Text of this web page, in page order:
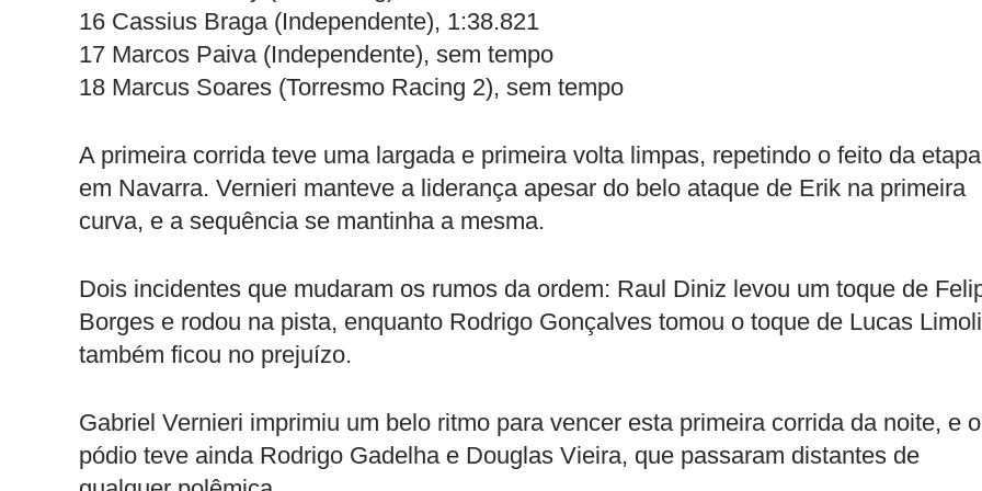
16 Cassius Braga (Independente), 1:38.821
17 Marcos Paiva (Independente), sem tempo
18 Marcus Soares (Torresmo Racing 2), sem tempo
A primeira corrida teve uma largada e primeira volta limpas, repetindo o feito da etapa
em Navarra. Vernieri manteve a liderança apesar do belo ataque de Erik na primeira
curva, e a sequência se mantinha a mesma.
Dois incidentes que mudaram os rumos da ordem: Raul Diniz levou um toque de
Borges e rodou na pista, enquanto Rodrigo Gonçalves tomou o toque de Lucas
também ficou no prejuízo.
Gabriel Vernieri imprimiu um belo ritmo para vencer esta primeira corrida da noite, e o
pódio teve ainda Rodrigo Gadelha e Douglas Vieira, que passaram distantes de